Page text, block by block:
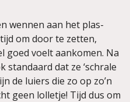
wennen aan het plas-
om door te zetten,
goed voelt aankomen. Na
standaard dat ze ‘schrale
de luiers die zo op zo’n
geen lolletje! Tijd dus om